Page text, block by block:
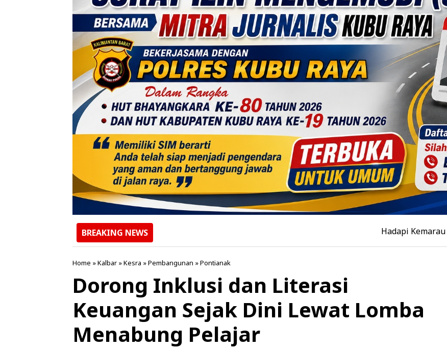
BREAKING NEWS Hadapi Kemarau Panjang,
Home »Kalbar »Kesra »Pembangunan »Pontianak
Dorong Inklusi dan Literasi
Keuangan Sejak Dini Lewat Lomba
Menabung Pelajar